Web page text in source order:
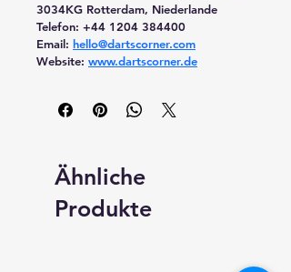
3034KG Rotterdam, Niederlande
Telefon: +44 1204 384400
Email: hello@dartscorner.com
Website: www.dartscorner.de
Ähnliche
Produkte